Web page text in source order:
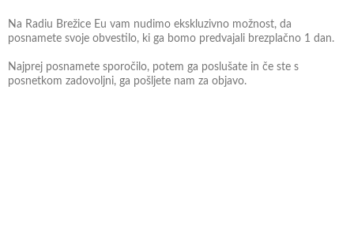
Na Radiu Brežice Eu vam nudimo ekskluzivno možnost, da
posnamete svoje obvestilo, ki ga bomo predvajali brezplačno 1 dan.
Najprej posnamete sporočilo, potem ga poslušate in če ste s
posnetkom zadovoljni, ga pošljete nam za objavo.